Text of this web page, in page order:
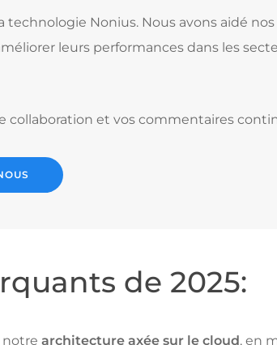
technologie Nonius. Nous avons aidé nos
leurs performances dans les
collaboration et vos commentaires
de 2025:
notrearchitecture axée sur le cloud, en